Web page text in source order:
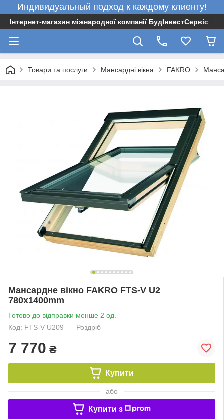
Индивидуальный подход к каждому клиенту!
Інтернет-магазин міжнародної компанії БудІнвестСервіс
Товари та послуги Мансардні вікна FAKRO
Мансардне вікно FAKRO FTS-V U2
780x1400mm
Готово до відправки менше 2 од.
Код: FTS-V U209
Роздріб
7 770 ₴
Купити
або
Купити з